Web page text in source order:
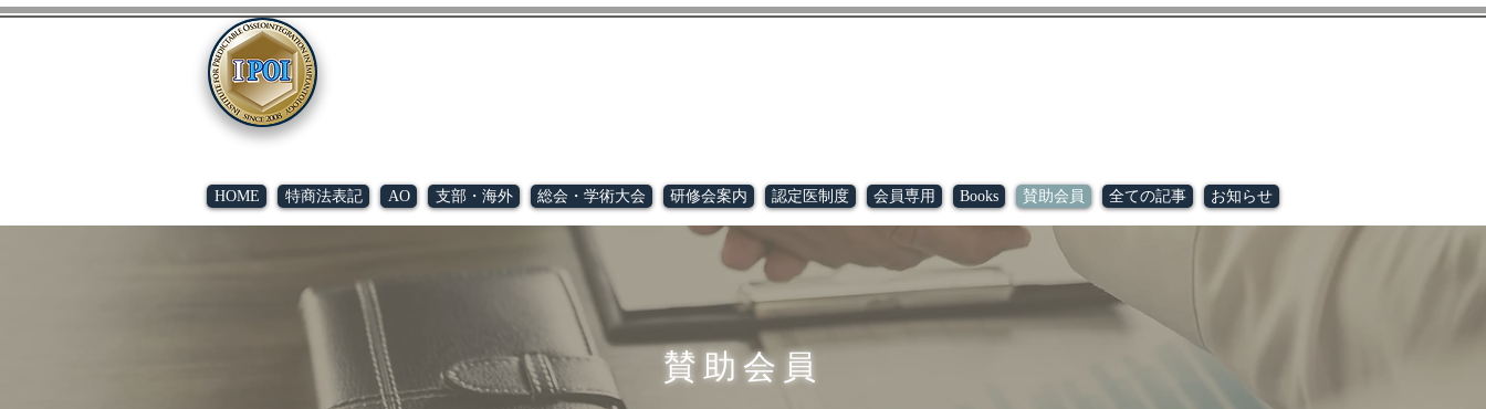
HOME 特商法表記 AO 支部・海外 総会・学術大会 研修会案内 認定医制度 会員専用 Books 賛助会員 全ての記事 お知らせ
賛助会員